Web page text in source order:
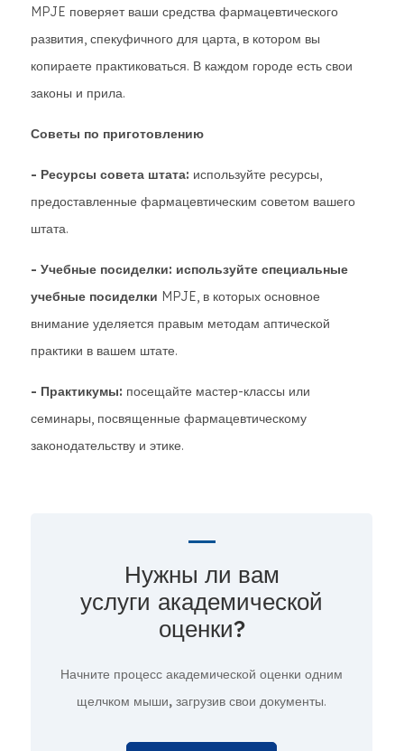
MPJE поверяет ваши средства фармацевтического
развития, спекуфичного для царта, в котором вы
копираете практиковаться. В каждом городе есть свои
законы и прила.
Советы по приготовлению
- Ресурсы совета штата: используйте ресурсы,
предоставленные фармацевтическим советом вашего
штата.
- Учебные посиделки: используйте специальные
учебные посиделки MPJE, в которых основное
внимание уделяется правым методам аптической
практики в вашем штате.
- Практикумы: посещайте мастер-классы или
семинары, посвященные фармацевтическому
законодательству и этике.
Нужны ли вам
услуги академической
оценки?
Начните процесс академической оценки одним
щелчком мыши, загрузив свои документы.